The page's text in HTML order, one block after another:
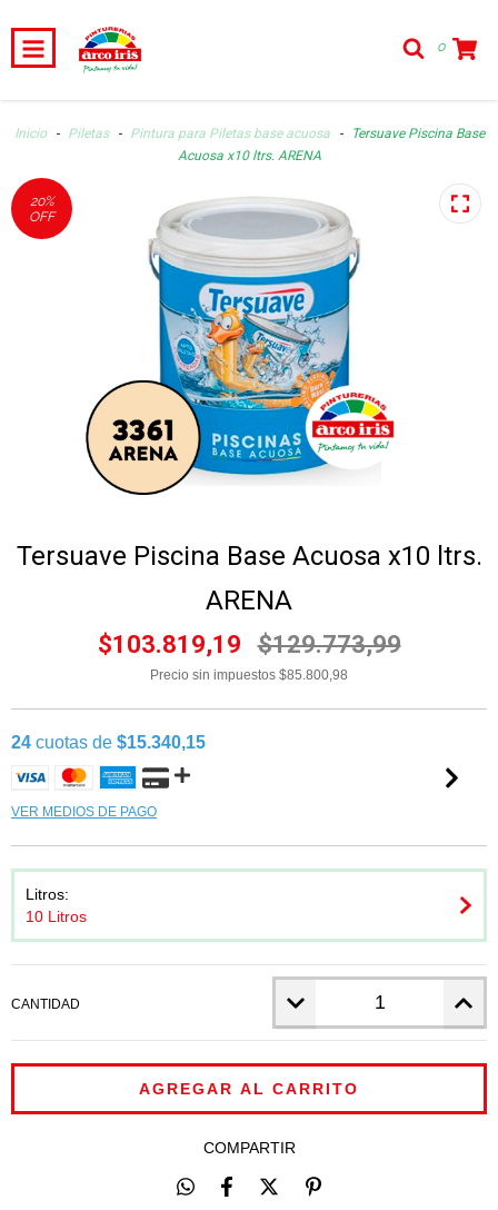
0
Inicio - Piletas - Pintura para Piletas base acuosa -
Tersuave Piscina Base
Acuosa x10 ltrs. ARENA
20%
OFF
Tersuave Piscina Base Acuosa x10 ltrs.
ARENA
$103.819,19 $129.773,99
Precio sin impuestos $85.800,98
24 cuotas de $15.340,15
VER MEDIOS DE PAGO
Litros:
10 Litros
CANTIDAD
COMPARTIR